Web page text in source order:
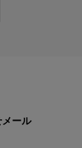
ール